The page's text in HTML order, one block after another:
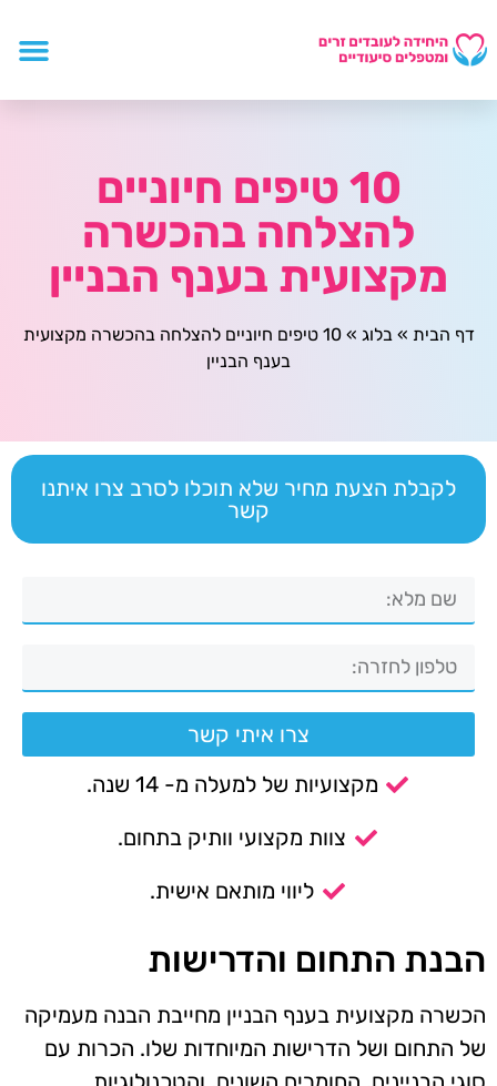
10 טיפים חיוניים
להצלחה בהכשרה
מקצועית בענף הבניין
דף הבית »בלוג »
10 טיפים חיוניים להצלחה בהכשרה מקצועית
בענף הבניין
לקבלת הצעת מחיר שלא תוכלו לסרב צרו איתנו
קשר
צרו איתי קשר
מקצועיות של למעלה מ- 14 שנה.
צוות מקצועי וותיק בתחום.
ליווי מותאם אישית.
הבנת התחום והדרישות
הכשרה מקצועית בענף הבניין מחייבת הבנה מעמיקה
של התחום ושל הדרישות המיוחדות שלו. הכרות עם